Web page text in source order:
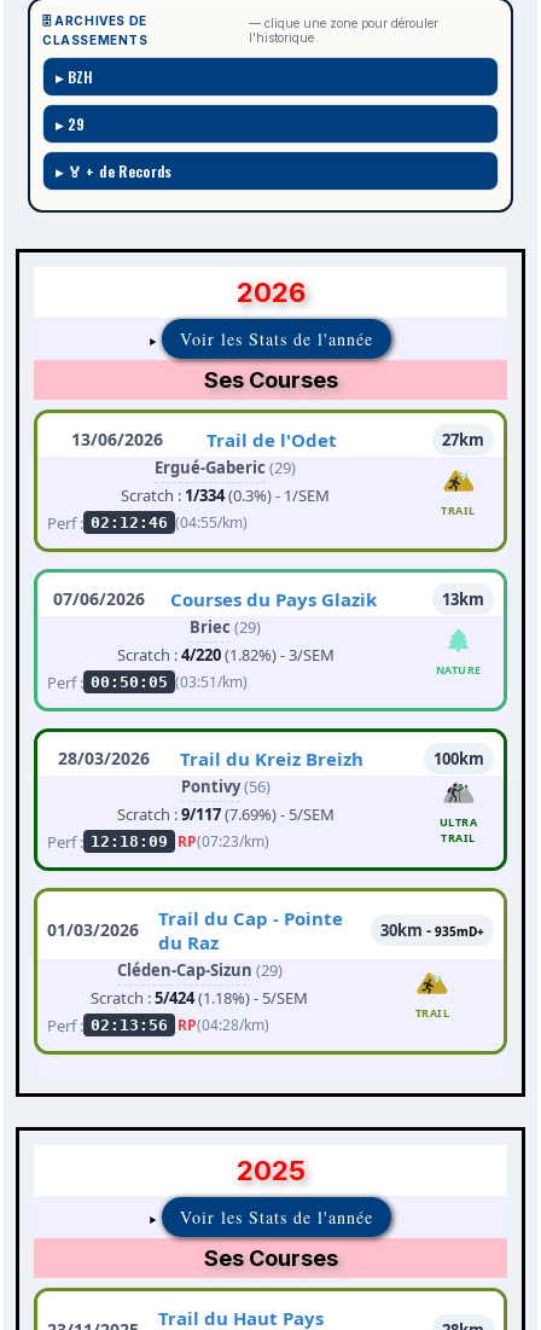
🗄️ ARCHIVES DE
CLASSEMENTS
— clique une zone pour dérouler
l'historique
BZH
29
🏅 + de Records
2026
Voir les Stats de l'année
Ses Courses
13/06/2026 Trail de l'Odet
27km
Ergué-Gaberic (29)
Scratch : 1/334(0.3%) - 1/SEM
Perf : 02:12:46 (04:55/km)
TRAIL
07/06/2026 Courses du Pays Glazik
13km
Briec (29)
Scratch :4/220(1.82%) - 3/SEM
Perf : 00:50:05 (03:51/km)
NATURE
28/03/2026 Trail du Kreiz Breizh
100km
Pontivy(56)
Scratch :9/117(7.69%) - 5/SEM
Perf : 12:18:09 RP(07:23/km)
ULTRA
TRAIL
01/03/2026
Trail du Cap - Pointe
du Raz
30km - 935mD+
Cléden-Cap-Sizun (29)
Scratch :5/424(1.18%) - 5/SEM
Perf : 02:13:56 RP(04:28/km)
TRAIL
2025
Voir les Stats de l'année
Ses Courses
Trail du Haut Pays